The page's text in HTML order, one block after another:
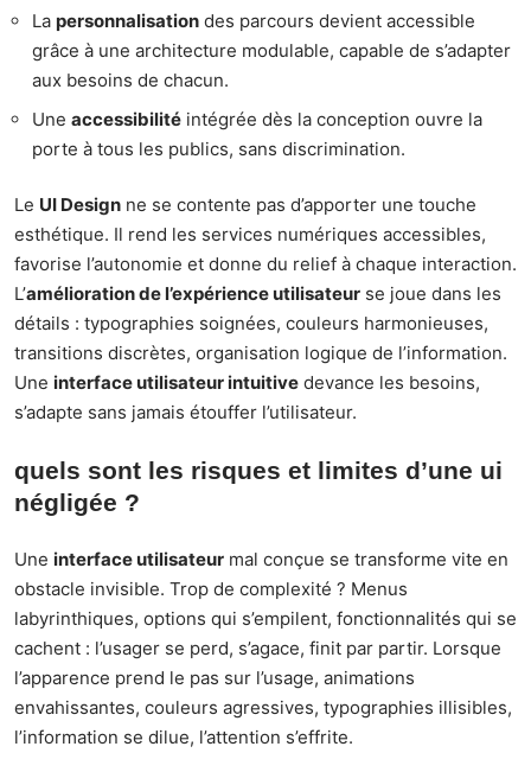
La personnalisation des parcours devient accessible
grâce à une architecture modulable, capable de s’adapter
aux besoins de chacun.
Une accessibilité intégrée dès la conception ouvre la
porte à tous les publics, sans discrimination.
Le UI Design ne se contente pas d’apporter une touche
esthétique. Il rend les services numériques accessibles,
favorise l’autonomie et donne du relief à chaque interaction.
L’amélioration de l’expérience utilisateur se joue dans les
détails : typographies soignées, couleurs harmonieuses,
transitions discrètes, organisation logique de l’information.
Une interface utilisateur intuitive devance les besoins,
s’adapte sans jamais étouffer l’utilisateur.
quels sont les risques et limites d’une ui
négligée ?
Une interface utilisateur mal conçue se transforme vite en
obstacle invisible. Trop de complexité ? Menus
labyrinthiques, options qui s’empilent, fonctionnalités qui se
cachent : l’usager se perd, s’agace, finit par partir. Lorsque
l’apparence prend le pas sur l’usage, animations
envahissantes, couleurs agressives, typographies illisibles,
l’information se dilue, l’attention s’effrite.